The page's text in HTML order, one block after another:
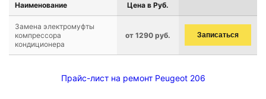
Наименование Цена в Руб.
Замена электромуфты
компрессора
кондиционера
от 1290 руб. Записаться
Прайс-лист на ремонт Peugeot 206